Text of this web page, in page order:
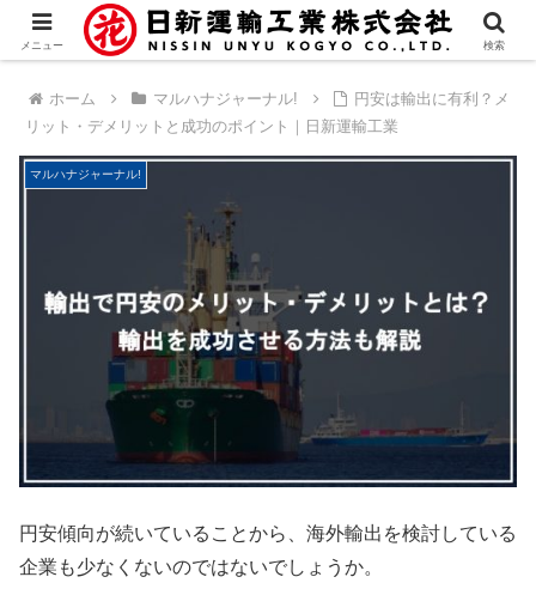
ホーム マルハナジャーナル!
円安は輸出に有利？メ
リット・デメリットと成功のポイント｜日新運輸工業
マルハナジャーナル!
円安傾向が続いていることから、海外輸出を検討している
企業も少なくないのではないでしょうか。
メニュー 検索